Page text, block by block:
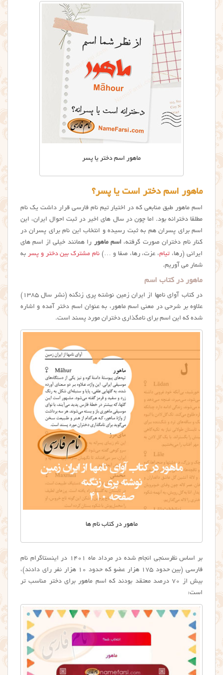
ماهور اسم دختر یا پسر
ماهور اسم دختر است یا پسر؟
اسم ماهور طبق منابعی که در اختیار تیم نام فارسی قرار داشت یک نام
مطلقا دخترانه بود. اما چون در سال های اخیر در ثبت احوال ایران، این
اسم برای پسران هم به ثبت رسیده و انتخاب این نام برای پسران در
کنار نام دختران صورت گرفته، اسم ماهور را همانند خیلی از اسم های
ایرانی (رها، تیام، عزت، رها، صفا و …) نام مشترک بین دختر و پسر به
شمار می آوریم.
ماهور در کتاب اسم
در کتاب آوای نامها از ایران زمین نوشته پری زنگنه (نشر سال ۱۳۸۵)
علاوه بر شرحی در معنی اسم ماهور، به عنوان اسم دختر آمده و اشاره
شده که این اسم برای نامگذاری دختران مورد پسند است.
ماهور در کتاب نام ها
بر اساس نظرسنجی انجام شده در مرداد ماه ۱۴۰۱ در اینستاگرام نام
فارسی (بین حدود ۱۷۵ هزار عضو که حدود ۱۰ هزار نفر رای دادند)،
بیش از ۷۰ درصد معتقد بودند که اسم ماهور برای دختر مناسب تر
است: